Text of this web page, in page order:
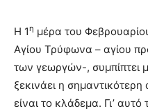
Η 1η μέρα του
Αγίου Τρύφωνα – αγίου
των γεωργών-, συμπίπτει
ξεκινάει η
είναι το κλάδεμα. Γι’